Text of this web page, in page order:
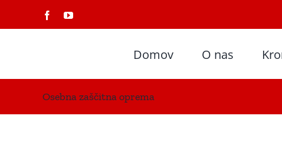
FacebookYouTube
Domov O nas
Osebna zaščitna oprema